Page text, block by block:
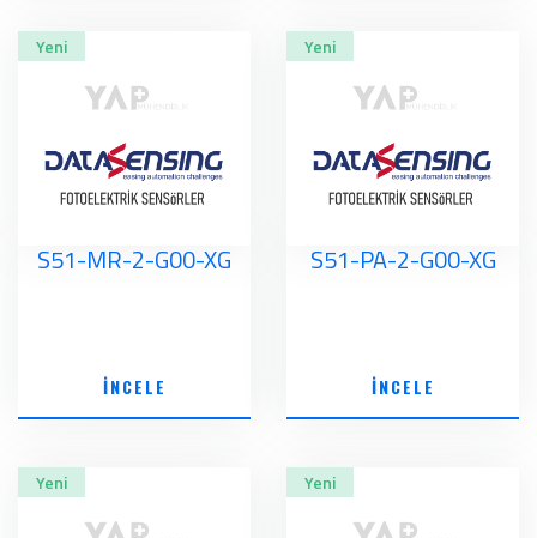
Yeni
S51-MR-2-G00-XG
İNCELE
Yeni
S51-PA-2-G00-XG
İNCELE
Yeni Yeni